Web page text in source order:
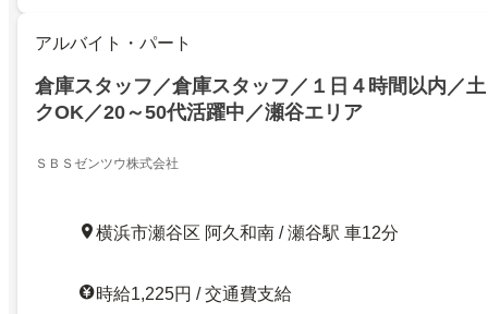
アルバイト・パート
倉庫スタッフ／倉庫スタッフ／１日４時間以内／
クOK／20～50代活躍中／瀬谷エリア
ＳＢＳゼンツウ株式会社
横浜市瀬谷区 阿久和南 / 瀬谷駅 車12分
時給1,225円 / 交通費支給